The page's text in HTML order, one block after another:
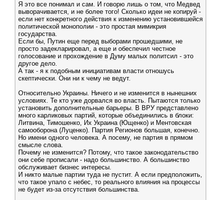
Я это все понимал и сам. И говорю лишь о том, что Медвед
выворачивается, и не более того! Сколько идеи не копируй -
если нет конкретного действия к изменению установившейся
политической монополии - это простая мимикрия
государства.
Если бы, Путин еще перед выборами прошедшими, не
просто задекларировал, а еще и обеспечил честное
голосование и прохождение в Думу малых политсил - это
другое дело.
А так - я к подобным инициативам власти отношусь
скептически. Они ни к чему не ведут.
Относительно Украины. Ничего и не изменится в нынешних
условиях. Те кто уже дорвался во власть. Пытаются только
установить дополнительные барьеры. В ВРУ представлено
много карликовых партий, которые объединились в блоки:
Литвина, Тимошенко, Их Украина (Ющенко) и Ментовская
самооборона (Луценко). Партия Регионов большая, конечно.
Но имени одного человека. А посему, не партия в прямом
смысле слова.
Почему не изменится? Потому, что такое законодательство
они себе прописали - надо большинство. А большинство
обслуживает бизнес интересы.
И никто малые партии туда не пустит. А если предположить,
что такое упало с небес, то реального влияния на процессы
не будет из-за отсутствия большинства.